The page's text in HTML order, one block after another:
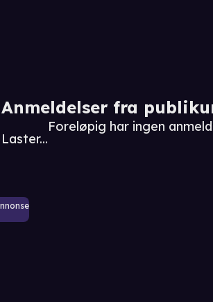
Anmeldelser fra
Laster...
Foreløpig har ingen